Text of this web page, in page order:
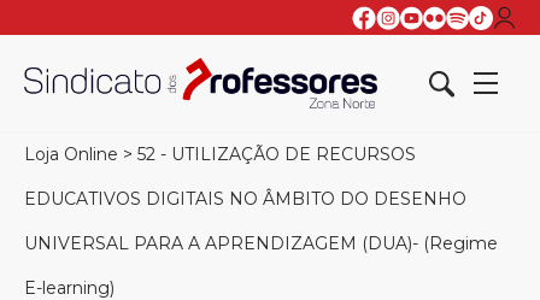
Loja Online > 52 - UTILIZAÇÃO DE RECURSOS
EDUCATIVOS DIGITAIS NO ÂMBITO DO DESENHO
UNIVERSAL PARA A APRENDIZAGEM (DUA)- (Regime
E-learning)